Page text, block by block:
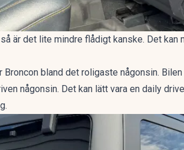
är det lite mindre flådigt kanske. Det kan
bland det roligaste någonsin.
någonsin. Det kan lätt vara en daily